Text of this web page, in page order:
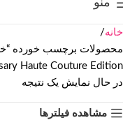
منو
خانه
Haute Couture Edition”
در حال نمایش یک نتیجه
مشاهده فیلترها